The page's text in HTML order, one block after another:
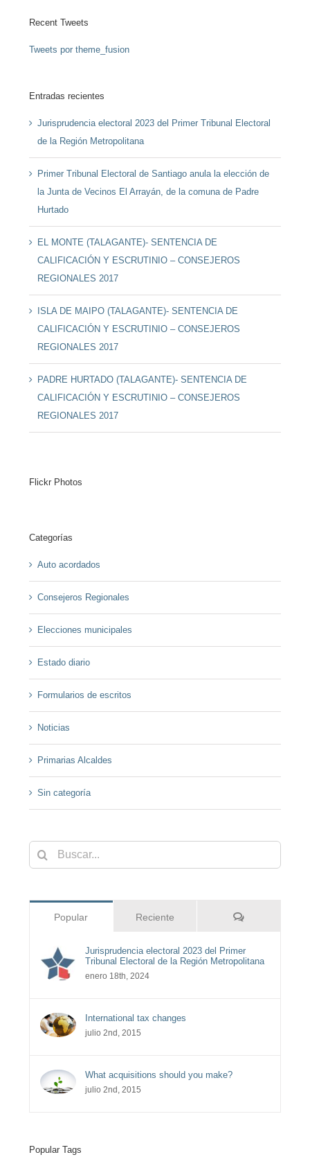
Recent Tweets
Tweets por theme_fusion
Entradas recientes
Jurisprudencia electoral 2023 del Primer Tribunal Electoral
de la Región Metropolitana
Primer Tribunal Electoral de Santiago anula la elección de
la Junta de Vecinos El Arrayán, de la comuna de Padre
Hurtado
EL MONTE (TALAGANTE)- SENTENCIA DE
CALIFICACIÓN Y ESCRUTINIO – CONSEJEROS
REGIONALES 2017
ISLA DE MAIPO (TALAGANTE)- SENTENCIA DE
CALIFICACIÓN Y ESCRUTINIO – CONSEJEROS
REGIONALES 2017
PADRE HURTADO (TALAGANTE)- SENTENCIA DE
CALIFICACIÓN Y ESCRUTINIO – CONSEJEROS
REGIONALES 2017
Flickr Photos
Categorías
Auto acordados
Consejeros Regionales
Elecciones municipales
Estado diario
Formularios de escritos
Noticias
Primarias Alcaldes
Sin categoría
Buscar:
Popular Reciente Comentarios
Jurisprudencia electoral 2023 del Primer
Tribunal Electoral de la Región Metropolitana
enero 18th, 2024
International tax changes
julio 2nd, 2015
What acquisitions should you make?
julio 2nd, 2015
Popular Tags